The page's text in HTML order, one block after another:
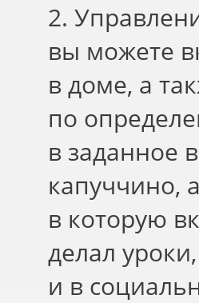
2.
вы можете
в доме, а
по
в заданное
капуччино,
в которую
делал
и в